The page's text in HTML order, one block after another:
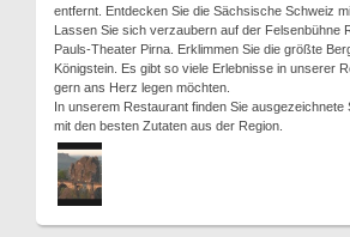
entfernt. Entdecken Sie die Sächsische Schweiz
Lassen Sie sich verzaubern auf der Felsenbühne
Pauls-Theater Pirna. Erklimmen Sie die größte
Königstein. Es gibt so viele Erlebnisse in unserer
gern ans Herz legen möchten.
In unserem Restaurant finden Sie ausgezeichnete
mit den besten Zutaten aus der Region.